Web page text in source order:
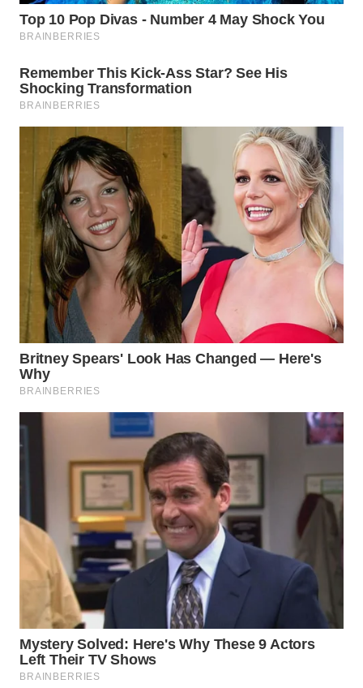
TANI
WAHANA
ADVOKAT
WAHANA
INFRASTRUKTUR
WAHANA
KONSUMEN
WAHANA
LISTRIK
WAHANA
TRAVEL
WAHANA
TV
WAHANANEWS
CO ID
WAHANANEWS
NET
WAHANA
SPORT
WAHANA